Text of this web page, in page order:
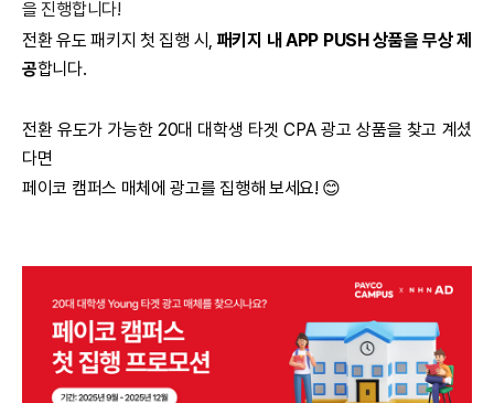
을 진행합니다!
전환 유도 패키지 첫 집행 시, 패키지 내 APP PUSH 상품을 무상 제
공합니다.
전환 유도가 가능한 20대 대학생 타겟 CPA 광고 상품을 찾고 계셨
다면
페이코 캠퍼스 매체에 광고를 집행해 보세요! 😊